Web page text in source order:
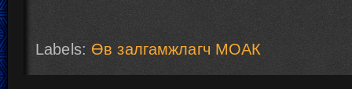
Labels: Өв залгамжлагч МОАК